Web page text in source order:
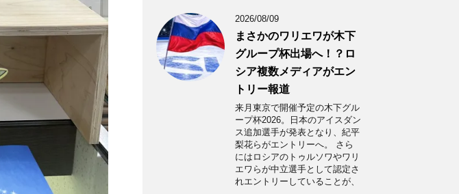
2026/08/09
まさかのワリエワが木下
グループ杯出場へ！？ロ
シア複数メディアがエン
トリー報道
来月東京で開催予定の木下グル
ープ杯2026。日本のアイスダン
ス追加選手が発表となり、紀平
梨花らがエントリーへ。 さら
にはロシアのトゥルソワやワリ
エワらが中立選手として認定さ
れエントリーしていることが、